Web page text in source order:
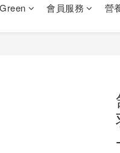
會員服務 營